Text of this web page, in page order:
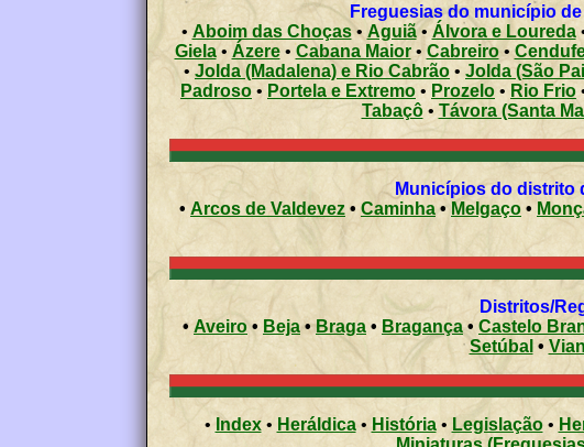
Freguesias do município
• Aboim das Choças• Aguiã•Álvora e Loureda
Giela• Ázere•Cabana Maior• Cabreiro•
• Jolda (Madalena) e Rio Cabrão • Jolda (São
Padroso • Portela e Extremo • Prozelo • Rio Frio
Tabaçô• Távora (Santa
• Arcos de Valdevez • Caminha• Melgaço •
•Aveiro • Beja•Braga • Bragança• Castelo
Setúbal •
• Index• Heráldica• História • Legislação •